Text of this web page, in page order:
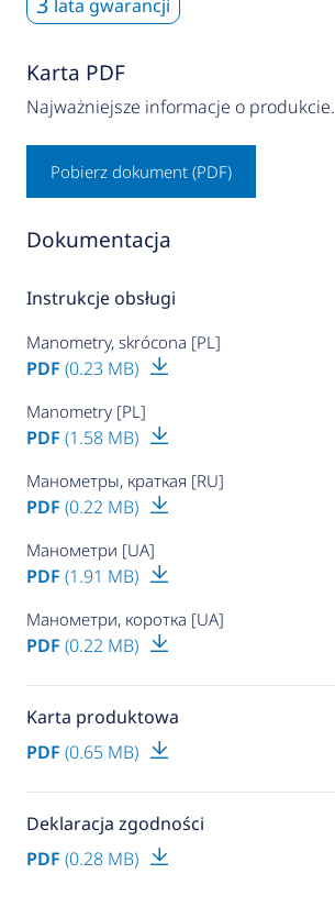
lata gwarancji
Karta PDF
Najważniejsze informacje o produkcie.
Pobierz dokument (PDF)
Dokumentacja
Instrukcje obsługi
Manometry, skrócona [PL]
PDF (0.23 MB)
Manometry [PL]
PDF (1.58 MB)
Манометры, краткая [RU]
PDF (0.22 MB)
Манометри [UA]
PDF (1.91 MB)
Манометри, коротка [UA]
PDF (0.22 MB)
Karta produktowa
PDF (0.65 MB)
Deklaracja zgodności
PDF (0.28 MB)